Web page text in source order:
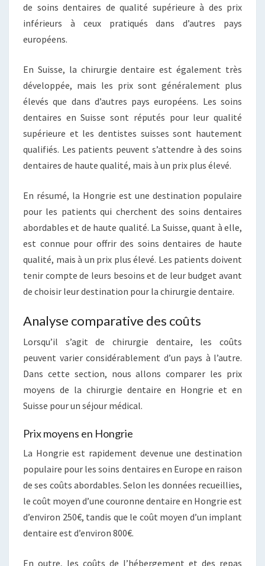
de soins dentaires de qualité supérieure à des prix
inférieurs à ceux pratiqués dans d’autres pays
européens.
En Suisse, la chirurgie dentaire est également très
développée, mais les prix sont généralement plus
élevés que dans d’autres pays européens. Les soins
dentaires en Suisse sont réputés pour leur qualité
supérieure et les dentistes suisses sont hautement
qualifiés. Les patients peuvent s’attendre à des soins
dentaires de haute qualité, mais à un prix plus élevé.
En résumé, la Hongrie est une destination populaire
pour les patients qui cherchent des soins dentaires
abordables et de haute qualité. La Suisse, quant à elle,
est connue pour offrir des soins dentaires de haute
qualité, mais à un prix plus élevé. Les patients doivent
tenir compte de leurs besoins et de leur budget avant
de choisir leur destination pour la chirurgie dentaire.
Analyse comparative des coûts
Lorsqu’il s’agit de chirurgie dentaire, les coûts
peuvent varier considérablement d’un pays à l’autre.
Dans cette section, nous allons comparer les prix
moyens de la chirurgie dentaire en Hongrie et en
Suisse pour un séjour médical.
Prix moyens en Hongrie
La Hongrie est rapidement devenue une destination
populaire pour les soins dentaires en Europe en raison
de ses coûts abordables. Selon les données recueillies,
le coût moyen d’une couronne dentaire en Hongrie est
d’environ 250€, tandis que le coût moyen d’un implant
dentaire est d’environ 800€.
En outre, les coûts de l’hébergement et des repas